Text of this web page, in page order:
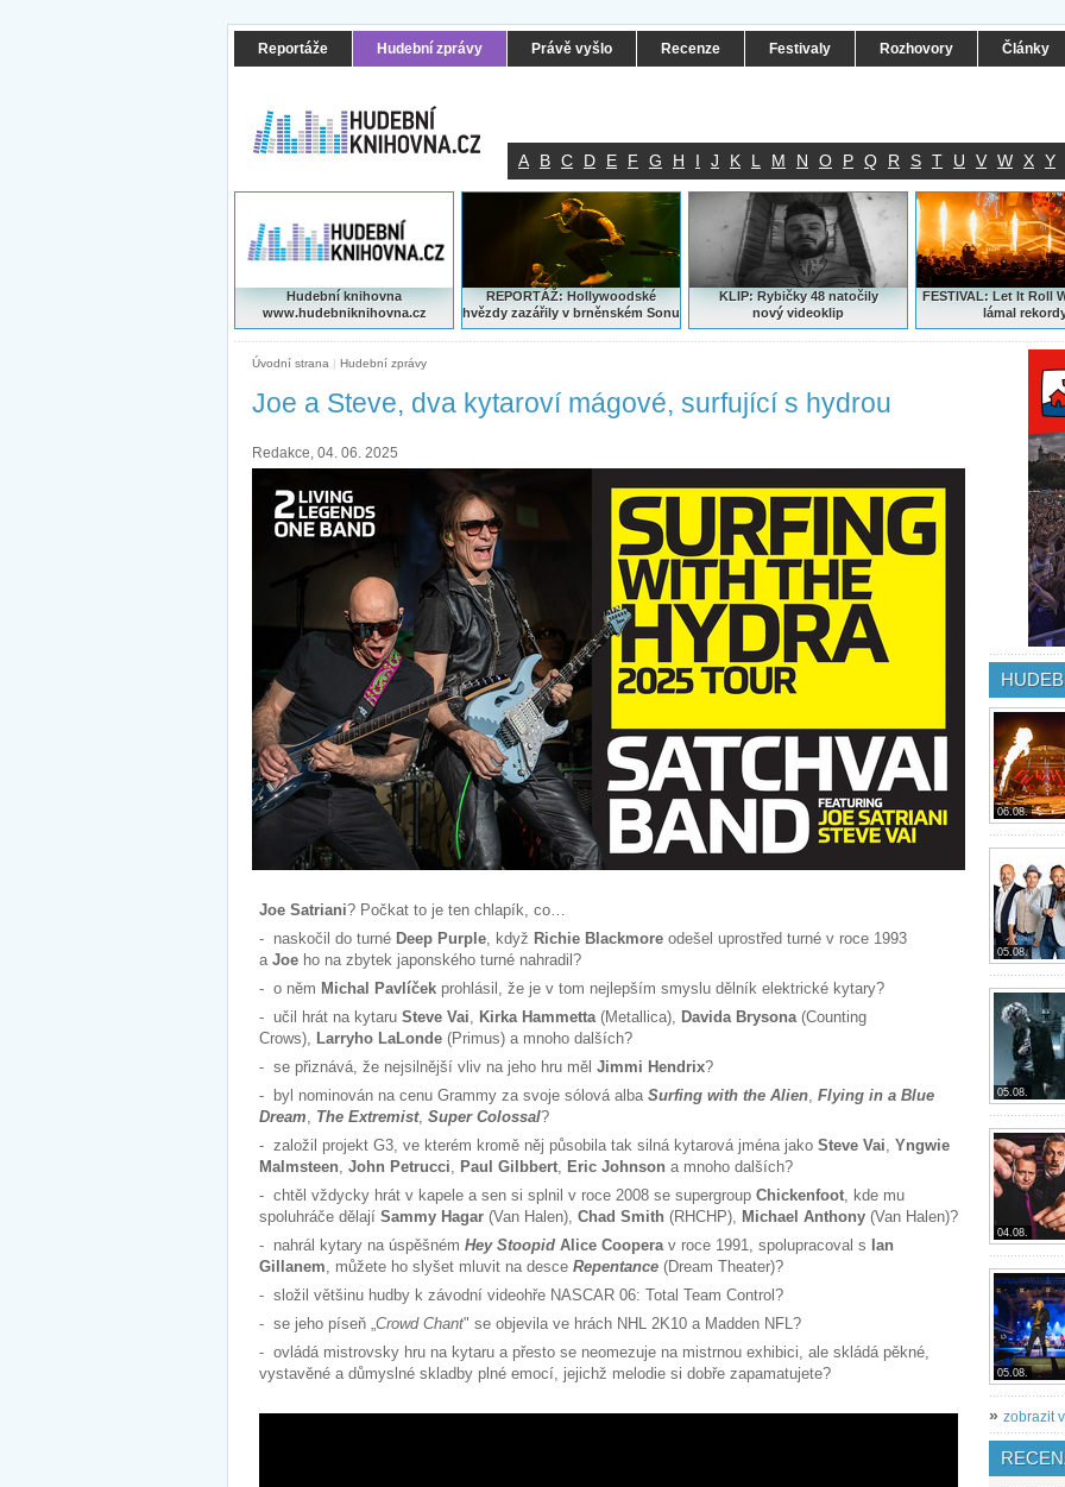
Reportáže Hudební zprávy Právě vyšlo Recenze Festivaly Rozhovory Články
A B C D E F G H I J K L M N O P Q R S T U V W X Y
Hudební knihovna
www.hudebniknihovna.cz
REPORTÁŽ: Hollywoodské
hvězdy zazářily v brněnském Sonu
KLIP: Rybičky 48 natočily
nový videoklip
FESTIVAL: Let It Roll
lámal
Úvodní strana | Hudební zprávy
Joe a Steve, dva kytaroví mágové, surfující s hydrou
Redakce, 04. 06. 2025
Joe Satriani? Počkat to je ten chlapík, co…
- naskočil do turné Deep Purple, když Richie Blackmore odešel uprostřed turné v roce 1993
a Joe ho na zbytek japonského turné nahradil?
- o něm Michal Pavlíček prohlásil, že je v tom nejlepším smyslu dělník elektrické kytary?
- učil hrát na kytaru Steve Vai, Kirka Hammetta(Metallica), Davida Brysona(Counting
Crows), Larryho LaLonde (Primus) a mnoho dalších?
- se přiznává, že nejsilnější vliv na jeho hru měl Jimmi Hendrix?
- byl nominován na cenu Grammy za svoje sólová alba Surfing with the Alien, Flying in a Blue
Dream, The Extremist, Super Colossal?
- založil projekt G3, ve kterém kromě něj působila tak silná kytarová jména jako Steve Vai, Yngwie
Malmsteen, John Petrucci, Paul Gilbbert, Eric Johnson a mnoho dalších?
- chtěl vždycky hrát v kapele a sen si splnil v roce 2008 se supergroup Chickenfoot, kde mu
spoluhráče dělají Sammy Hagar (Van Halen), Chad Smith (RHCHP), Michael Anthony (Van Halen)?
- nahrál kytary na úspěšném Hey Stoopid Alice Cooperav roce 1991, spolupracoval s Ian
Gillanem, můžete ho slyšet mluvit na desce Repentance (Dream Theater)?
- složil většinu hudby k závodní videohře NASCAR 06: Total Team Control?
- se jeho píseň „Crowd Chant" se objevila ve hrách NHL 2K10 a Madden NFL?
- ovládá mistrovsky hru na kytaru a přesto se neomezuje na mistrnou exhibici, ale skládá pěkné,
vystavěné a důmyslné skladby plné emocí, jejichž melodie si dobře zapamatujete?
06.08.
05.08.
05.08.
04.08.
05.08.
» zobrazit